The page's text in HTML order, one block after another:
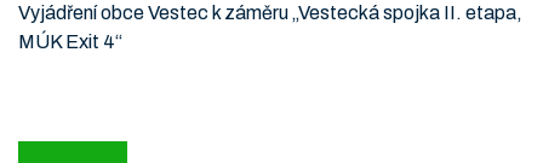
Vyjádření obce Vestec k záměru „Vestecká spojka II. etapa,
MÚK Exit 4“